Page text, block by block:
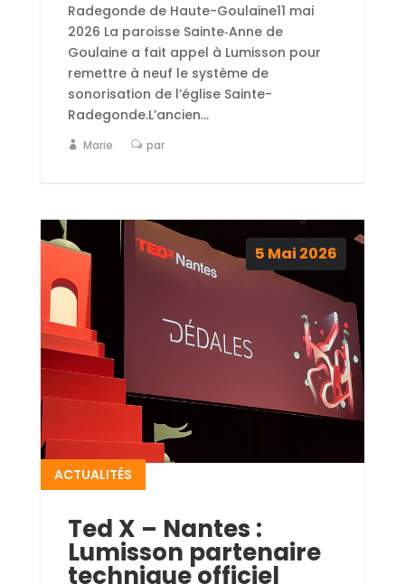
Radegonde de Haute-Goulaine11 mai
2026 La paroisse Sainte‑Anne de
Goulaine a fait appel à Lumisson pour
remettre à neuf le système de
sonorisation de l’église Sainte-
Radegonde.L’ancien...
Marie par
Ted X – Nantes :
Lumisson partenaire
technique officiel
ACTUALITÉS
5 Mai 2026